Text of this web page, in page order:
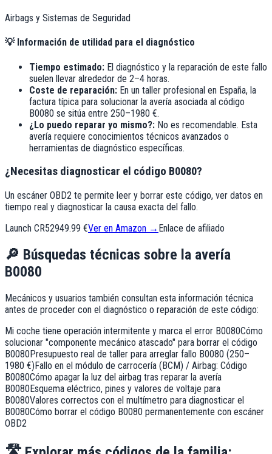
Airbags y Sistemas de Seguridad
💡Información de utilidad para el diagnóstico
Tiempo estimado: El diagnóstico y la reparación de este fallo
suelen llevar alrededor de 2–4 horas.
Coste de reparación: En un taller profesional en España, la
factura típica para solucionar la avería asociada al código
B0080 se sitúa entre 250–1980 €.
¿Lo puedo reparar yo mismo?: No es recomendable. Esta
avería requiere conocimientos técnicos avanzados o
herramientas de diagnóstico específicas.
¿Necesitas diagnosticar el código B0080?
Un escáner OBD2 te permite leer y borrar este código, ver datos en
tiempo real y diagnosticar la causa exacta del fallo.
Launch CR52949.99 €Ver en Amazon → Enlace de afiliado
🔎 Búsquedas técnicas sobre la avería
B0080
Mecánicos y usuarios también consultan esta información técnica
antes de proceder con el diagnóstico o reparación de este código:
Mi coche tiene operación intermitente y marca el error B0080Cómo
solucionar "componente mecánico atascado" para borrar el código
B0080Presupuesto real de taller para arreglar fallo B0080 (250–
1980 €)Fallo en el módulo de carrocería (BCM) / Airbag: Código
B0080Cómo apagar la luz del airbag tras reparar la avería
B0080Esquema eléctrico, pines y valores de voltaje para
B0080Valores correctos con el multímetro para diagnosticar el
B0080Cómo borrar el código B0080 permanentemente con escáner
OBD2